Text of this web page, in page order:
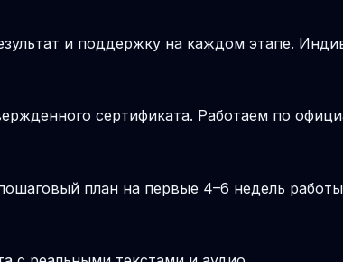
и поддержку на каждом этапе.
сертификата. Работаем по
план на первые 4–6 недель